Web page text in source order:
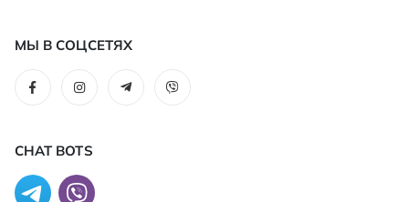
МЫ В СОЦСЕТЯХ
CHAT BOTS